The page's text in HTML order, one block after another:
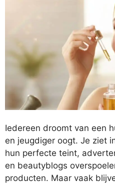
Iedereen droomt van een
en jeugdiger oogt. Je ziet
hun perfecte teint,
en beautyblogs
producten. Maar vaak